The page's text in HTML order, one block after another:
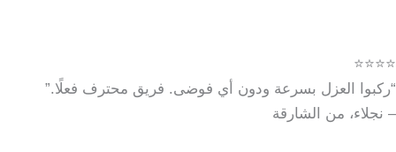
⭐⭐⭐⭐
“ركبوا العزل بسرعة ودون أي فوضى. فريق محترف فعلًا.”
– نجلاء، من الشارقة